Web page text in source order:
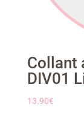
Collant
DIV01
13.90€